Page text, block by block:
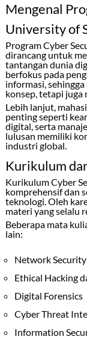
Mengenal
University of
Program Cyber
dirancang untuk
tantangan dunia
berfokus pada
informasi,
konsep, tetapi juga
Lebih lanjut,
penting seperti
digital, serta
lulusan memiliki
industri global.
Kurikulum
Kurikulum Cyber
komprehensif dan
teknologi. Oleh
materi yang selalu
Beberapa mata
lain:
Network
Ethical Hacking
Digital Forensics
Cyber Threat
Information